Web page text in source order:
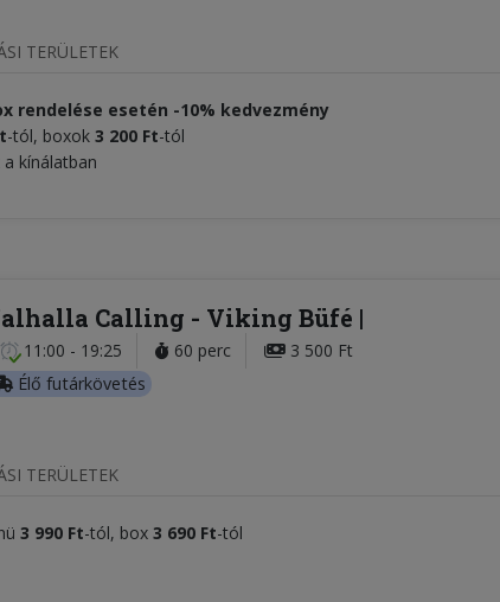
TERÜLETEK
rendelése esetén -10% kedvezmény
-tól, boxok 3 200 Ft-tól
kínálatban
Calling - Viking Büfé
11:00 - 19:25 60 perc
3 500 Ft
Élő futárkövetés
TERÜLETEK
3 990 Ft-tól, box 3 690 Ft-tól